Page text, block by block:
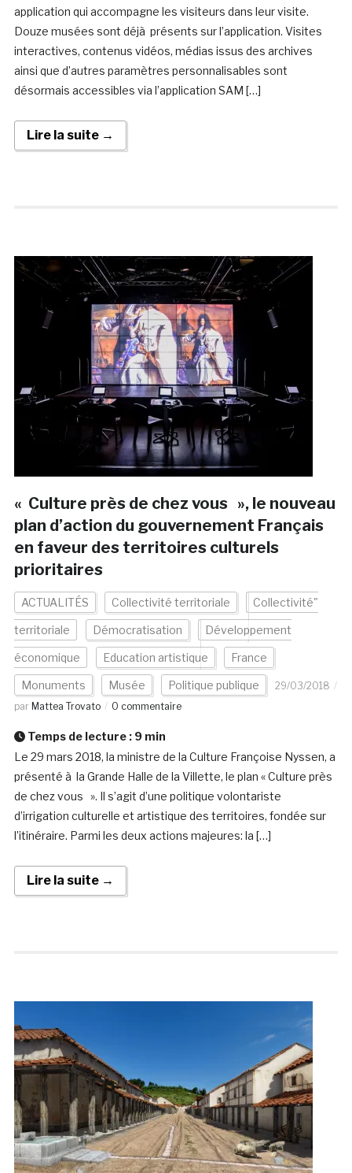
application qui accompagne les visiteurs dans leur visite.
Douze musées sont déjà présents sur l’application. Visites
interactives, contenus vidéos, médias issus des archives
ainsi que d’autres paramètres personnalisables sont
désormais accessibles via l’application SAM […]
Lire la suite →
« Culture près de chez vous », le nouveau
plan d’action du gouvernement Français
en faveur des territoires culturels
prioritaires
ACTUALITÉS Collectivité territoriale Collectivité"
territoriale Démocratisation Développement
économique Education artistique France
Monuments Musée Politique publique
29/03/2018
par Mattea Trovato 0 commentaire
Temps de lecture : 9 min
Le 29 mars 2018, la ministre de la Culture Françoise Nyssen, a
présenté à la Grande Halle de la Villette, le plan « Culture près
de chez vous ». Il s’agit d’une politique volontariste
d’irrigation culturelle et artistique des territoires, fondée sur
l’itinéraire. Parmi les deux actions majeures: la […]
Lire la suite →